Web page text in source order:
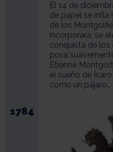
El 14 de
de papel se infla
de los
incorporará, se
conquista de los
posa
Etienne
el sueño de
como un pájaro…
1784